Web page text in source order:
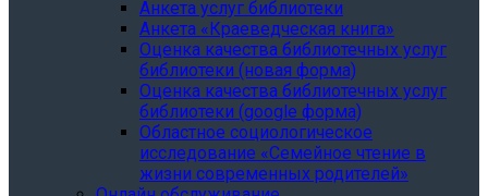
Анкета услуг библиотеки
Анкета «Краеведческая книга»
Oценка качества библиотечных услуг
библиотеки (новая форма)
Oценка качества библиотечных услуг
библиотеки (google форма)
Областное социологическое
исследование «Семейное чтение в
жизни современных родителей»